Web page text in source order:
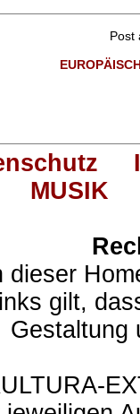
Post
MUSIK
dieser
gilt,
Gestaltung